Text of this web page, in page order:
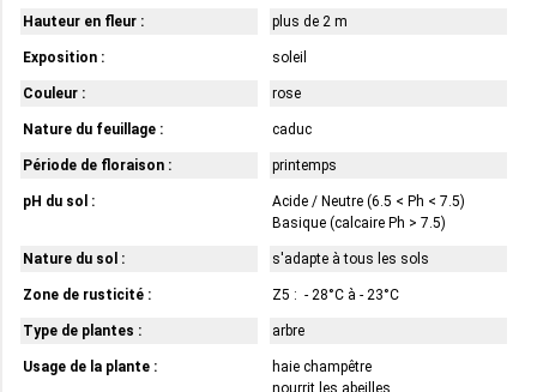
Hauteur en fleur : plus de 2 m
Exposition : soleil
Couleur : rose
Nature du feuillage : caduc
Période de floraison : printemps
pH du sol :
Acide / Neutre (6.5 < Ph < 7.5)
Basique (calcaire Ph > 7.5)
Nature du sol : s'adapte à tous les sols
Zone de rusticité : Z5 : - 28°C à - 23°C
Type de plantes : arbre
Usage de la plante :
haie champêtre
nourrit les abeilles